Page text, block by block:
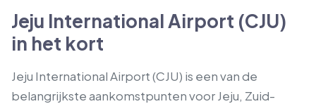
Jeju International Airport (CJU)
in het kort
Jeju International Airport (CJU) is een van de
belangrijkste aankomstpunten voor Jeju, Zuid-